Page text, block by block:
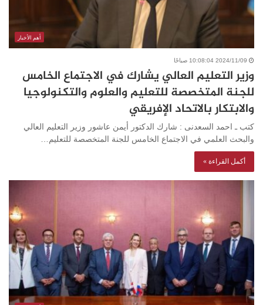
أهم الأخبار
2024/11/09 10:08:04 صباحًا
وزير التعليم العالي يشارك في الاجتماع الخامس
للجنة المتخصصة للتعليم والعلوم والتكنولوجيا
والابتكار بالاتحاد الإفريقي
كتب ـ احمد السعدنى : شارك الدكتور أيمن عاشور وزير التعليم العالي
والبحث العلمي في الاجتماع الخامس للجنة المتخصصة للتعليم…
أكمل القراءة »